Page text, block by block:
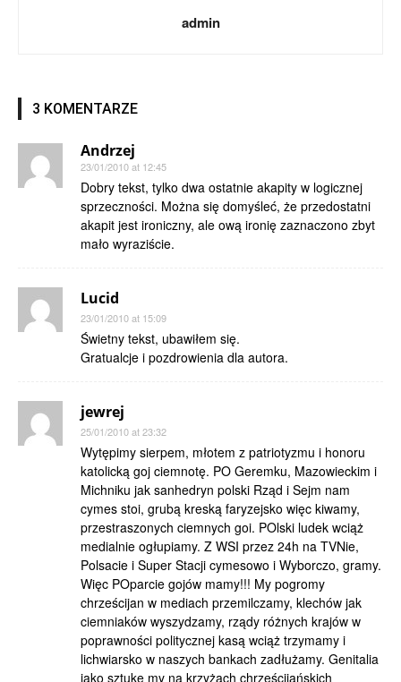
admin
3 KOMENTARZE
Andrzej
23/01/2010 at 12:45
Dobry tekst, tylko dwa ostatnie akapity w logicznej
sprzeczności. Można się domyśleć, że przedostatni
akapit jest ironiczny, ale ową ironię zaznaczono zbyt
mało wyraziście.
Lucid
23/01/2010 at 15:09
Świetny tekst, ubawiłem się.
Gratualcje i pozdrowienia dla autora.
jewrej
25/01/2010 at 23:32
Wytępimy sierpem, młotem z patriotyzmu i honoru
katolicką goj ciemnotę. PO Geremku, Mazowieckim i
Michniku jak sanhedryn polski Rząd i Sejm nam
cymes stoi, grubą kreską faryzejsko więc kiwamy,
przestraszonych ciemnych goi. POlski ludek wciąż
medialnie ogłupiamy. Z WSI przez 24h na TVNie,
Polsacie i Super Stacji cymesowo i Wyborczo, gramy.
Więc POparcie gojów mamy!!! My pogromy
chrześcijan w mediach przemilczamy, klechów jak
ciemniaków wyszydzamy, rządy różnych krajów w
poprawności politycznej kasą wciąż trzymamy i
lichwiarsko w naszych bankach zadłużamy. Genitalia
jako sztukę my na krzyżach chrześcijańskich